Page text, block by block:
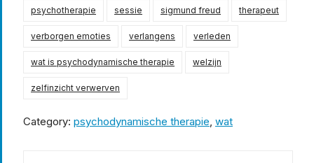
psychotherapie sessie sigmund freud therapeut
verborgen emoties verlangens verleden
wat is psychodynamische therapie welzijn
zelfinzicht verwerven
Category: psychodynamische therapie wat